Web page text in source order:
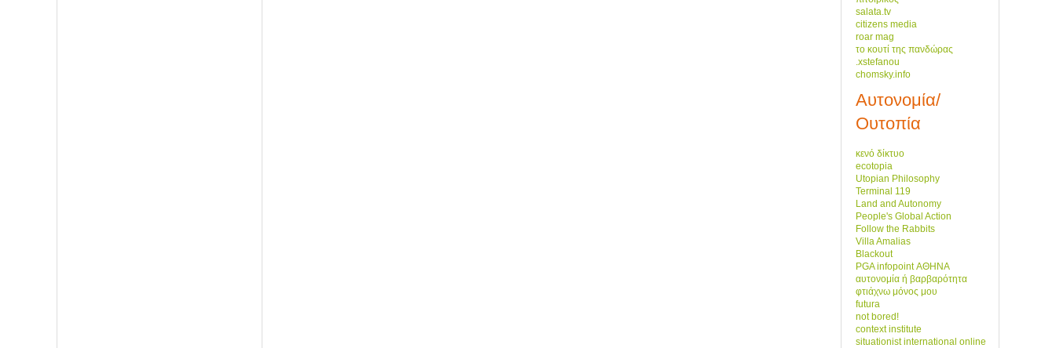
salata.tv
citizens media
roar mag
το κουτί της πανδώρας
.xstefanou
chomsky.info
Αυτονομία/
Ουτοπία
κενό δίκτυο
ecotopia
Utopian Philosophy
Terminal 119
Land and Autonomy
People's Global Action
Follow the Rabbits
Villa Amalias
Blackout
PGA infopoint ΑΘΗΝΑ
αυτονομία ή βαρβαρότητα
φτιάχνω μόνος μου
futura
not bored!
context institute
situationist international online